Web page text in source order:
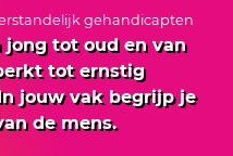
gehandicapten
jong tot oud en van
tot ernstig
jouw vak begrijp je
de mens.